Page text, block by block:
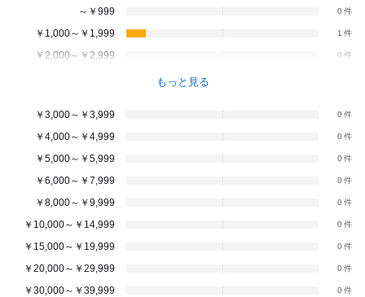
～￥999 0
￥1,000～￥1,999 1
￥2,000～￥2,999 0
もっと見る
￥3,000～￥3,999 0
￥4,000～￥4,999 0
￥5,000～￥5,999 0
￥6,000～￥7,999 0
￥8,000～￥9,999 0
￥10,000～￥14,999 0
￥15,000～￥19,999 0
￥20,000～￥29,999 0
￥30,000～￥39,999 0